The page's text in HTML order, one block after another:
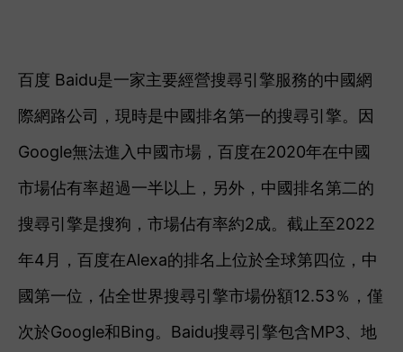
百度 Baidu是一家主要經營搜尋引擎服務的中國網
際網路公司，現時是中國排名第一的搜尋引擎。因
Google無法進入中國市場，百度在2020年在中國
市場佔有率超過一半以上，另外，中國排名第二的
搜尋引擎是搜狗，市場佔有率約2成。截止至2022
年4月，百度在Alexa的排名上位於全球第四位，中
國第一位，佔全世界搜尋引擎市場份額12.53％，僅
次於Google和Bing。Baidu搜尋引擎包含MP3、地